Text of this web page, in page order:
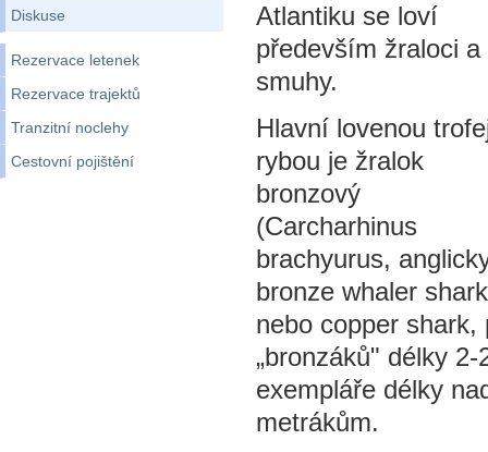
Atlantiku se loví
především žraloci a
smuhy.
Hlavní lovenou
rybou je žralok
bronzový
(Carcharhinus
brachyurus,
bronze whaler shark
nebo copper
„bronzáků" délky
exempláře délky
metrákům.
Diskuse
Rezervace letenek
Rezervace trajektů
Tranzitní noclehy
Cestovní pojištění